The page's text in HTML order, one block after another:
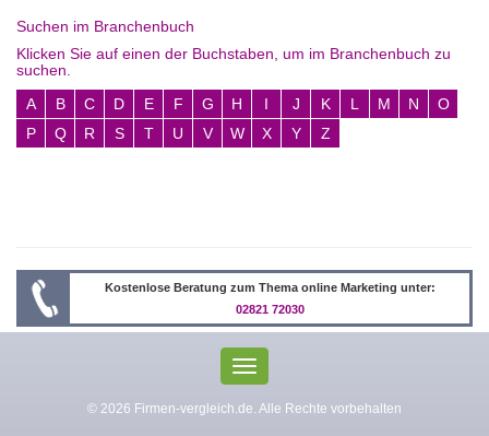
Suchen im Branchenbuch
Klicken Sie auf einen der Buchstaben, um im Branchenbuch zu
suchen.
A
B C D E F G H I J K L M N
O
P
Q R S T U V W X Y Z
Kostenlose Beratung zum Thema online Marketing unter:
02821 72030
Toggle
navigation
© 2026 Firmen-vergleich.de. Alle Rechte vorbehalten